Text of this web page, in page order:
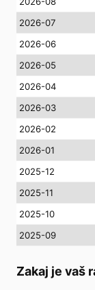
2026-07
2026-06
2026-05
2026-04
2026-03
2026-02
2026-01
2025-12
2025-11
2025-10
2025-09
Zakaj je vaš